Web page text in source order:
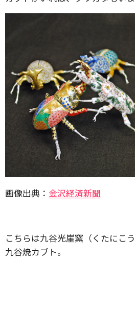
画像出典： 金沢経済新聞
こちらは九谷光崖窯（くたにこ
九谷焼カブト。